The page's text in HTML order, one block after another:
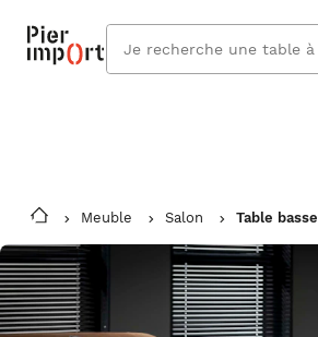
Vous êtes absent ? Pier Import s'adapte
et vous livre à votre retour.
cherchez
vous ?
Meuble Salon Table basse